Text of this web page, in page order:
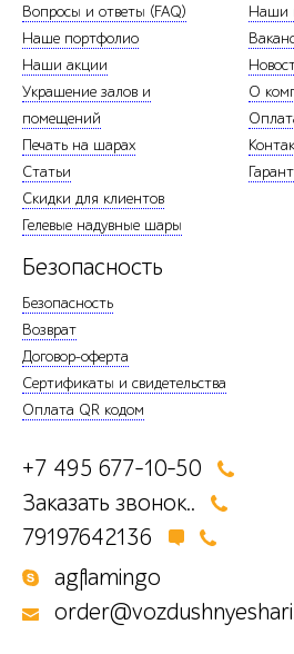
Вопросы и ответы (FAQ)
Наше портфолио
Наши акции
Украшение залов и
помещений
Печать на шарах
Статьи
Скидки для клиентов
Гелевые надувные шары
Наши
О
Безопасность
Безопасность
Возврат
Договор-оферта
Сертификаты и свидетельства
Оплата QR кодом
+7 495 677-10-50
Заказать звонок..
79197642136
agflamingo